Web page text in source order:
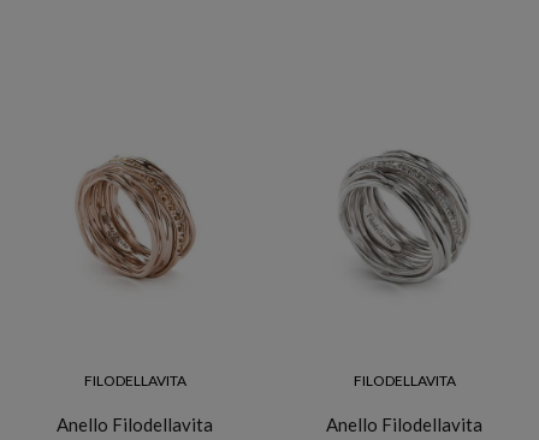
FILODELLAVITA
Anello Filodellavita
FILODELLAVITA
Anello Filodellavita